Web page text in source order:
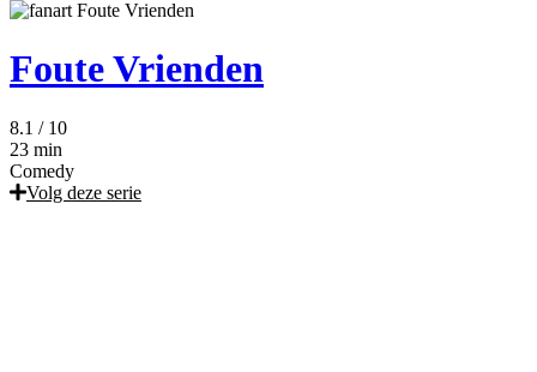
Foute Vrienden
8.1 / 10
23 min
Comedy
Volg deze serie